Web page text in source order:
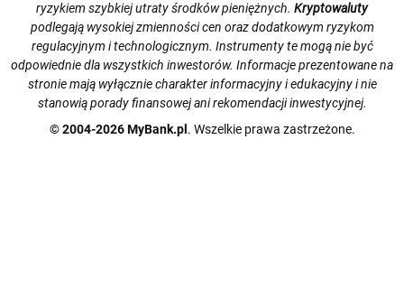
ryzykiem szybkiej utraty środków pieniężnych. Kryptowaluty
podlegają wysokiej zmienności cen oraz dodatkowym ryzykom
regulacyjnym i technologicznym. Instrumenty te mogą nie być
odpowiednie dla wszystkich inwestorów. Informacje prezentowane na
stronie mają wyłącznie charakter informacyjny i edukacyjny i nie
stanowią porady finansowej ani rekomendacji inwestycyjnej.
© 2004-2026 MyBank.pl . Wszelkie prawa zastrzeżone.